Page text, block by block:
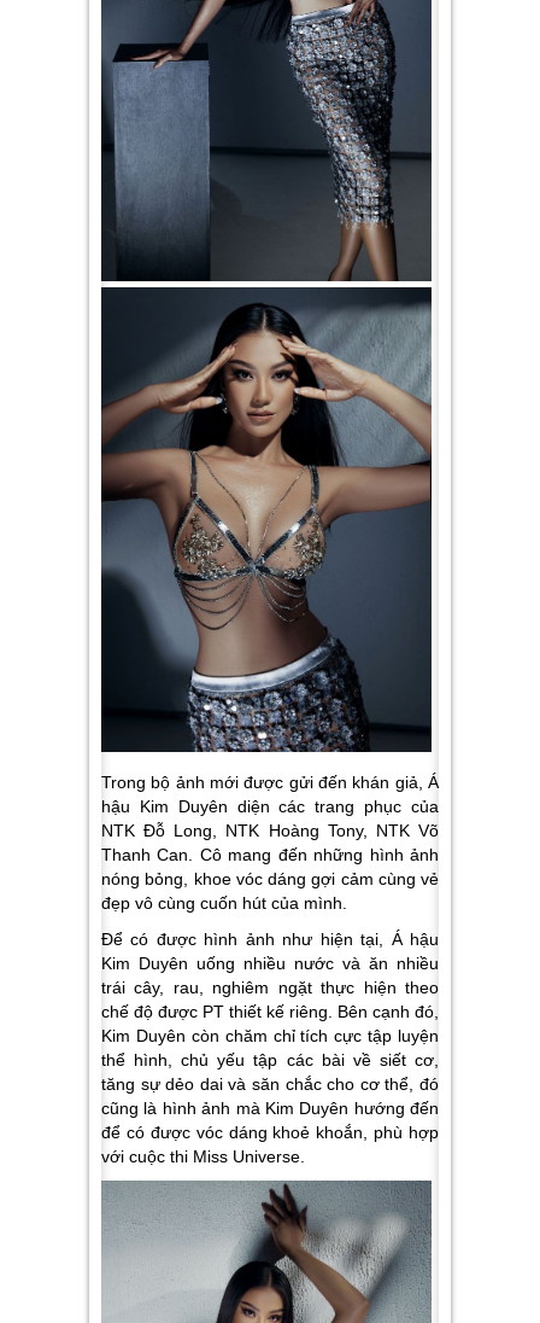
Trong bộ ảnh mới được gửi đến khán giả, Á
hậu Kim Duyên diện các trang phục của
NTK Đỗ Long, NTK Hoàng Tony, NTK Võ
Thanh Can. Cô mang đến những hình ảnh
nóng bỏng, khoe vóc dáng gợi cảm cùng vẻ
đẹp vô cùng cuốn hút của mình.
Để có được hình ảnh như hiện tại, Á hậu
Kim Duyên uống nhiều nước và ăn nhiều
trái cây, rau, nghiêm ngặt thực hiện theo
chế độ được PT thiết kế riêng. Bên cạnh đó,
Kim Duyên còn chăm chỉ tích cực tập luyện
thể hình, chủ yếu tập các bài về siết cơ,
tăng sự dẻo dai và săn chắc cho cơ thể, đó
cũng là hình ảnh mà Kim Duyên hướng đến
để có được vóc dáng khoẻ khoắn, phù hợp
với cuộc thi Miss Universe.